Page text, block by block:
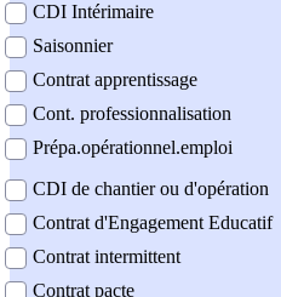
CDI Intérimaire
Saisonnier
Contrat apprentissage
Cont. professionnalisation
Prépa.opérationnel.emploi
CDI de chantier ou d'opération
Contrat d'Engagement Educatif
Contrat intermittent
Contrat pacte